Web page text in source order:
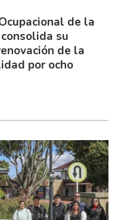
de la
su
de la
por ocho